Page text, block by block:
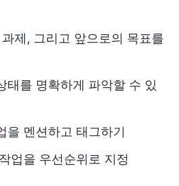
제, 그리고 앞으로의 목표를
태를 명확하게 파악할 수 있
을 멘션하고 태그하기
업을 우선순위로 지정